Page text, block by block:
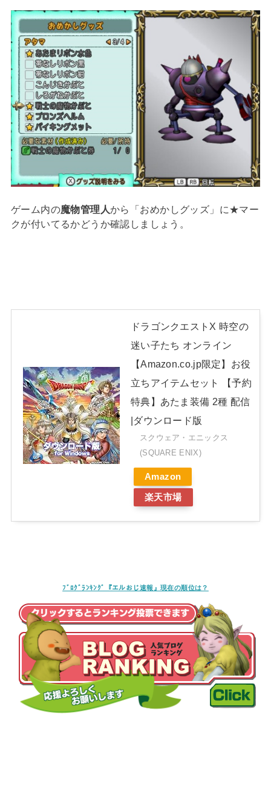
ゲーム内の魔物管理人から「おめかしグッズ」に★マー
クが付いてるかどうか確認しましょう。
ドラゴンクエストX 時空の
迷い子たち オンライン
【Amazon.co.jp限定】お役
立ちアイテムセット 【予約
特典】あたま装備 2種 配信
|ダウンロード版
スクウェア・エニックス
(SQUARE ENIX)
Amazon
楽天市場
ﾌﾞﾛｸﾞﾗﾝｷﾝｸﾞ『エルおじ速報』現在の順位は？